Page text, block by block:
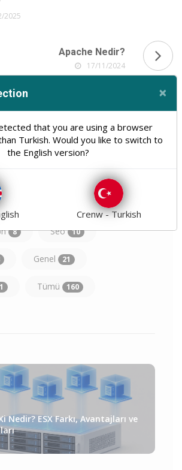
2025
Apache Nedir?
17/11/2024
Ve Yazılım
8 Seo 10
Genel 21
Tümü 160
Nedir? ESX Farkı, Avantajları ve
×
that you are using a browser
Turkish. Would you like to switch to
the English version?
Crenw - Turkish